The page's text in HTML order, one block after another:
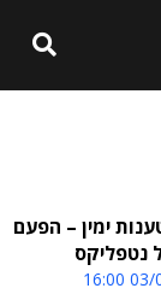
ימין – הפעם
נטפליקס
03/